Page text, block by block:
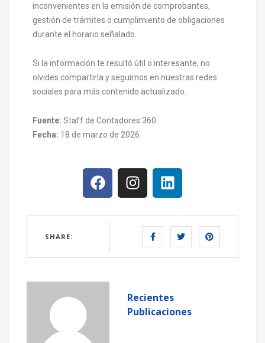
inconvenientes en la emisión de comprobantes,
gestión de trámites o cumplimiento de obligaciones
durante el horario señalado.
Si la información te resultó útil o interesante, no
olvides compartirla y seguirnos en nuestras redes
sociales para más contenido actualizado.
Fuente: Staff de Contadores 360
Fecha: 18 de marzo de 2026
SHARE:
Recientes
Publicaciones